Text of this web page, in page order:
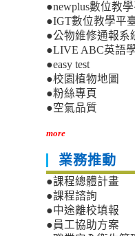
●newplus數位教
●IGT數位教學平
●公物維修通報系
●LIVE ABC英語
●easy test
●校園植物地圖
●粉絲專頁
●空氣品質
more
業務推動
●課程總體計畫
●課程諮詢
●中途離校填報
●員工協助方案